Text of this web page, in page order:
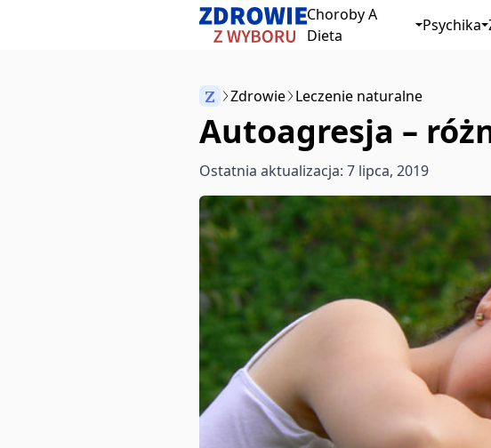
Choroby A
Dieta
Psychika
Anuluj
Zacznij pisać, aby wyszukać artykuły
aby zamknąć
Z Zdrowie Leczenie naturalne
Autoagresja –
Ostatnia aktualizacja: 7 lipca, 2019